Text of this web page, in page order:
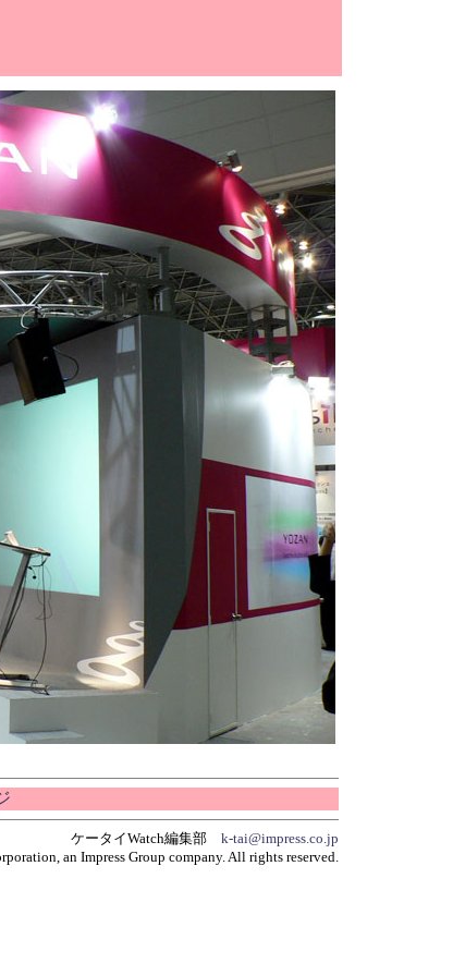
ケータイWatch編集部 k-tai@impress.co.jp
an Impress Group company. All rights reserved.